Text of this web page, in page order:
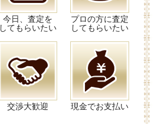
今日、査定を
してもらいたい
プロの方に査定
してもらいたい
交渉大歓迎 現金でお支払い